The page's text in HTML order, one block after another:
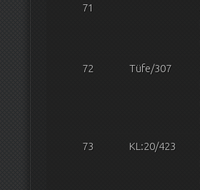
71
72 Tüfe/307
73 KL:20/423